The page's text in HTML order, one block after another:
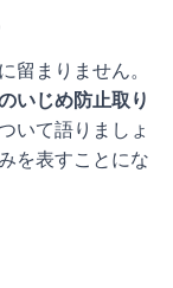
留まりません。
いじめ防止取り
いて語りましょ
を表すことにな